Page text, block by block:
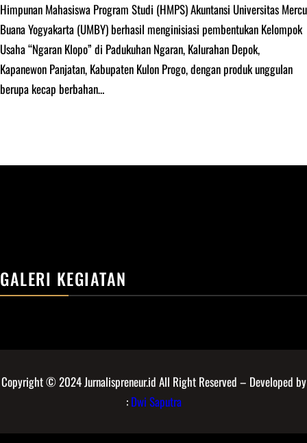
Himpunan Mahasiswa Program Studi (HMPS) Akuntansi Universitas Mercu
Buana Yogyakarta (UMBY) berhasil menginisiasi pembentukan Kelompok
Usaha “Ngaran Klopo” di Padukuhan Ngaran, Kalurahan Depok,
Kapanewon Panjatan, Kabupaten Kulon Progo, dengan produk unggulan
berupa kecap berbahan…
GALERI KEGIATAN
Copyright © 2024 Jurnalispreneur.id All Right Reserved – Developed by
: Dwi Saputra